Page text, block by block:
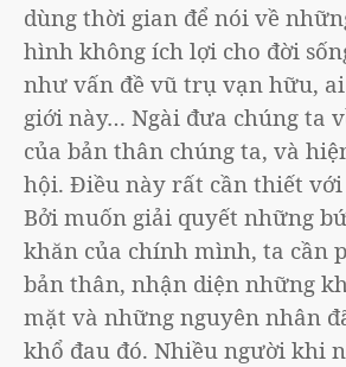
dùng thời gian để nói về
hình không ích lợi cho đời
như vấn đề vũ trụ vạn hữu,
giới này… Ngài đưa chúng ta
của bản thân chúng ta, và
hội. Điều này rất cần thiết
Bởi muốn giải quyết những
khăn của chính mình, ta cần
bản thân, nhận diện những
mặt và những nguyên nhân
khổ đau đó. Nhiều người khi